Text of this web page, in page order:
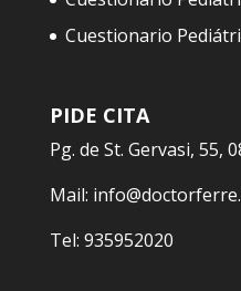
Cuestionario
PIDE CITA
Pg. de St. Gervasi, 55,
Mail:
Tel: 935952020